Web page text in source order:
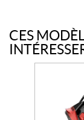
CES